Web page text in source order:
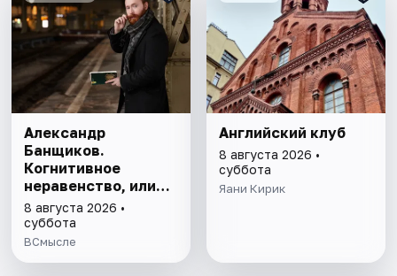
Александр
Банщиков.
Когнитивное
неравенство, или
почему умные
умнеют, а глупые
глупеют
8 августа 2026 •
суббота
ВСмысле
Английский клуб
8 августа 2026 •
суббота
Яани Кирик